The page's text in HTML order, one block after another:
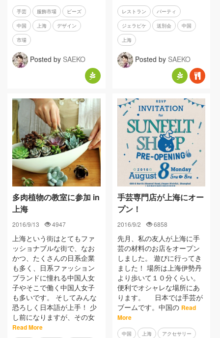
手芸 服飾市場 ビーズ
中国 上海 デザイン
市場
Posted by SAEKO
レストラン パーティ
ジェラピケ 送別会 中国
上海
Posted by SAEKO
多肉植物の教室に参加 in
上海
2016/9/13 4947
上海という街はとてもファ
ッショナブルな街で、なお
かつ、たくさんの日系企業
も多く、日系ファッション
ブランドに憧れる中国人女
子やそこで働く中国人女子
も多いです。 そしてみんな
恐ろしく日本語が上手！ 少
し前になりますが、その女
Read More
手芸専門店が上海にオー
プン！
2016/9/2 6858
先月、私の友人が上海に手
芸の材料のお店をオープン
しました。 遊びに行ってき
ました！ 場所は上海伊勢丹
より歩いて１０分くらい。
便利でオシャレな場所にあ
ります。 日本では手芸が
ブームです。中国の Read
More
中国 上海 アクセサリー